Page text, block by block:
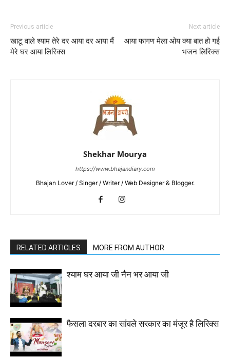
Previous article
खाटू वाले श्याम तेरे दर आया दर आया मैं
मेरे घर आया लिरिक्स
Next article
आया फागण मेला ओय क्या बात हो गई
भजन लिरिक्स
Shekhar Mourya
https://www.bhajandiary.com
Bhajan Lover / Singer / Writer / Web Designer & Blogger.
RELATED ARTICLES MORE FROM AUTHOR
श्याम घर आया जी नैन भर आया जी
फैसला दरबार का सांवले सरकार का मंजूर है लिरिक्स